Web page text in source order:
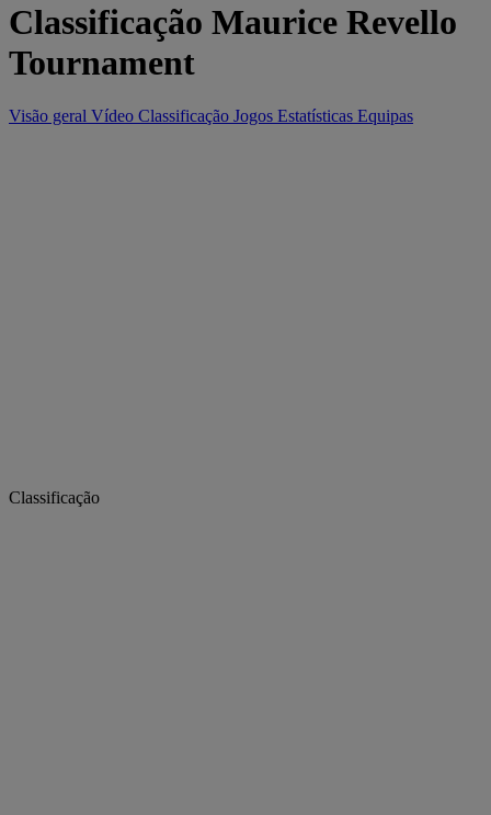
Classificação Maurice Revello
Tournament
Visão geral Vídeo Classificação Jogos Estatísticas Equipas
Classificação